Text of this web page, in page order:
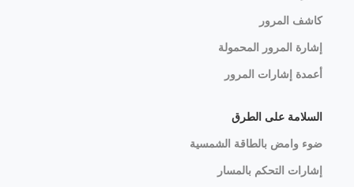
كاشف المرور
إشارة المرور المحمولة
أعمدة إشارات المرور
السلامة على الطرق
ضوء وامض بالطاقة الشمسية
إشارات التحكم بالمسار